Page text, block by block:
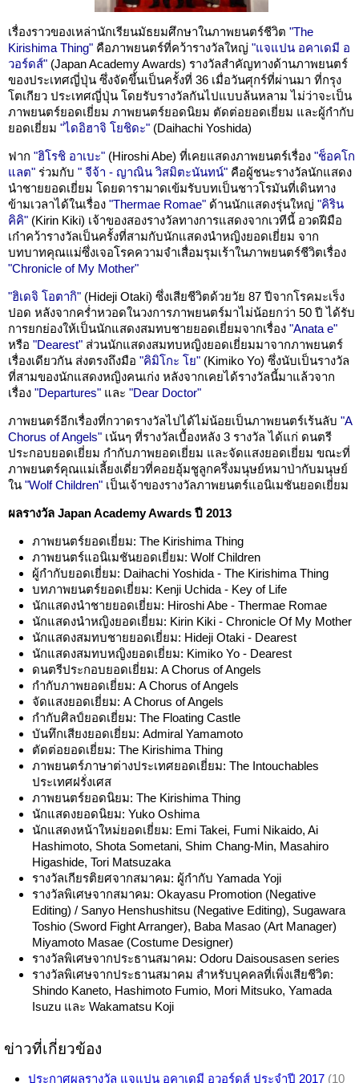
เรื่องราวของเหล่านักเรียนมัธยมศึกษาในภาพยนตร์ชีวิต "The
Kirishima Thing" คือภาพยนตร์ที่คว้ารางวัลใหญ่ "แจแปน อคาเดมี อ
วอร์ดส์" (Japan Academy Awards) รางวัลสำคัญทางด้านภาพยนตร์
ของประเทศญี่ปุ่น ซึ่งจัดขึ้นเป็นครั้งที่ 36 เมื่อวันศุกร์ที่ผ่านมา ที่กรุง
โตเกียว ประเทศญี่ปุ่น โดยรับรางวัลกันไปแบบล้นหลาม ไม่ว่าจะเป็น
ภาพยนตร์ยอดเยี่ยม ภาพยนตร์ยอดนิยม ตัดต่อยอดเยี่ยม และผู้กำกับ
ยอดเยี่ยม "ไดอิฮาจิ โยชิดะ" (Daihachi Yoshida)
ฟาก "ฮิโรชิ อาเบะ" (Hiroshi Abe) ที่เคยแสดงภาพยนตร์เรื่อง "ช็อคโก
แลต" ร่วมกับ " จีจ้า - ญาณิน วิสมิตะนันทน์" คือผู้ชนะรางวัลนักแสดง
นำชายยอดเยี่ยม โดยดารามาดเข้มรับบทเป็นชาวโรมันที่เดินทาง
ข้ามเวลาได้ในเรื่อง "Thermae Romae" ด้านนักแสดงรุ่นใหญ่ "คิริน
คิคิ" (Kirin Kiki) เจ้าของสองรางวัลทางการแสดงจากเวทีนี้ อวดฝีมือ
เก๋าคว้ารางวัลเป็นครั้งที่สามกับนักแสดงนำหญิงยอดเยี่ยม จาก
บทบาทคุณแม่ซึ่งเจอโรคความจำเสื่อมรุมเร้าในภาพยนตร์ชีวิตเรื่อง
"Chronicle of My Mother"
"ฮิเดจิ โอตากิ" (Hideji Otaki) ซึ่งเสียชีวิตด้วยวัย 87 ปีจากโรคมะเร็ง
ปอด หลังจากคร่ำหวอดในวงการภาพยนตร์มาไม่น้อยกว่า 50 ปี ได้รับ
การยกย่องให้เป็นนักแสดงสมทบชายยอดเยี่ยมจากเรื่อง "Anata e"
หรือ "Dearest" ส่วนนักแสดงสมทบหญิงยอดเยี่ยมมาจากภาพยนตร์
เรื่องเดียวกัน ส่งตรงถึงมือ "คิมิโกะ โย" (Kimiko Yo) ซึ่งนับเป็นรางวัล
ที่สามของนักแสดงหญิงคนเก่ง หลังจากเคยได้รางวัลนี้มาแล้วจาก
เรื่อง "Departures" และ "Dear Doctor"
ภาพยนตร์อีกเรื่องที่กวาดรางวัลไปได้ไม่น้อยเป็นภาพยนตร์เร้นลับ "A
Chorus of Angels" เน้นๆ ที่รางวัลเบื้องหลัง 3 รางวัล ได้แก่ ดนตรี
ประกอบยอดเยี่ยม กำกับภาพยอดเยี่ยม และจัดแสงยอดเยี่ยม ขณะที่
ภาพยนตร์คุณแม่เลี้ยงเดี่ยวที่คอยอุ้มชูลูกครึ่งมนุษย์หมาป่ากับมนุษย์
ใน "Wolf Children" เป็นเจ้าของรางวัลภาพยนตร์แอนิเมชันยอดเยี่ยม
ผลรางวัล Japan Academy Awards ปี 2013
ภาพยนตร์ยอดเยี่ยม: The Kirishima Thing
ภาพยนตร์แอนิเมชันยอดเยี่ยม: Wolf Children
ผู้กำกับยอดเยี่ยม: Daihachi Yoshida - The Kirishima Thing
บทภาพยนตร์ยอดเยี่ยม: Kenji Uchida - Key of Life
นักแสดงนำชายยอดเยี่ยม: Hiroshi Abe - Thermae Romae
นักแสดงนำหญิงยอดเยี่ยม: Kirin Kiki - Chronicle Of My Mother
นักแสดงสมทบชายยอดเยี่ยม: Hideji Otaki - Dearest
นักแสดงสมทบหญิงยอดเยี่ยม: Kimiko Yo - Dearest
ดนตรีประกอบยอดเยี่ยม: A Chorus of Angels
กำกับภาพยอดเยี่ยม: A Chorus of Angels
จัดแสงยอดเยี่ยม: A Chorus of Angels
กำกับศิลป์ยอดเยี่ยม: The Floating Castle
บันทึกเสียงยอดเยี่ยม: Admiral Yamamoto
ตัดต่อยอดเยี่ยม: The Kirishima Thing
ภาพยนตร์ภาษาต่างประเทศยอดเยี่ยม: The Intouchables
ประเทศฝรั่งเศส
ภาพยนตร์ยอดนิยม: The Kirishima Thing
นักแสดงยอดนิยม: Yuko Oshima
นักแสดงหน้าใหม่ยอดเยี่ยม: Emi Takei, Fumi Nikaido, Ai
Hashimoto, Shota Sometani, Shim Chang-Min, Masahiro
Higashide, Tori Matsuzaka
รางวัลเกียรติยศจากสมาคม: ผู้กำกับ Yamada Yoji
รางวัลพิเศษจากสมาคม: Okayasu Promotion (Negative
Editing) / Sanyo Henshushitsu (Negative Editing), Sugawara
Toshio (Sword Fight Arranger), Baba Masao (Art Manager)
Miyamoto Masae (Costume Designer)
รางวัลพิเศษจากประธานสมาคม: Odoru Daisousasen series
รางวัลพิเศษจากประธานสมาคม สำหรับบุคคลที่เพิ่งเสียชีวิต:
Shindo Kaneto, Hashimoto Fumio, Mori Mitsuko, Yamada
Isuzu และ Wakamatsu Koji
ข่าวที่เกี่ยวข้อง
ประกาศผลรางวัล แจแปน อคาเดมี อวอร์ดส์ ประจำปี 2017 (10